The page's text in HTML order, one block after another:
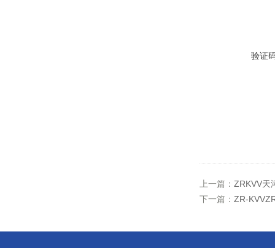
验证
上一篇： ZRKVV天
下一篇： ZR-